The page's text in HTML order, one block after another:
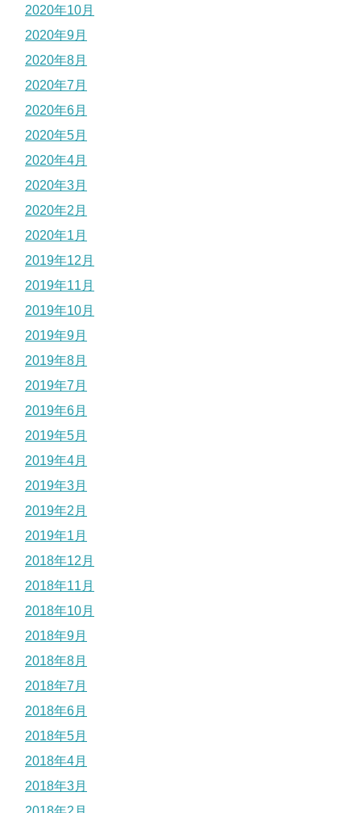
2020年10月
2020年9月
2020年8月
2020年7月
2020年6月
2020年5月
2020年4月
2020年3月
2020年2月
2020年1月
2019年12月
2019年11月
2019年10月
2019年9月
2019年8月
2019年7月
2019年6月
2019年5月
2019年4月
2019年3月
2019年2月
2019年1月
2018年12月
2018年11月
2018年10月
2018年9月
2018年8月
2018年7月
2018年6月
2018年5月
2018年4月
2018年3月